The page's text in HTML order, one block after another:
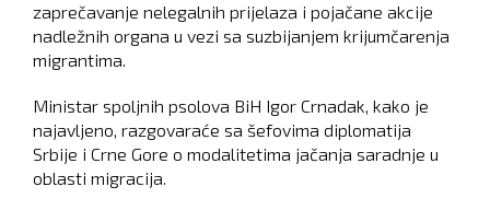
zaprečavanje nelegalnih prijelaza i pojačane akcije
nadležnih organa u vezi sa suzbijanjem krijumčarenja
migrantima.
Ministar spoljnih psolova BiH Igor Crnadak, kako je
najavljeno, razgovaraće sa šefovima diplomatija
Srbije i Crne Gore o modalitetima jačanja saradnje u
oblasti migracija.